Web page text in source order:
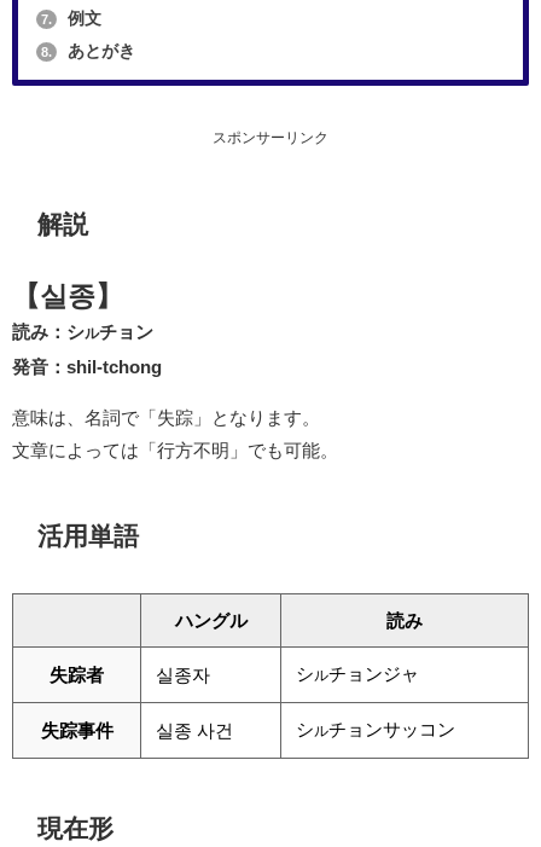
7. 例文
8. あとがき
スポンサーリンク
解説
【실종】
読み：シルチョン
発音：shil-tchong
意味は、名詞で「失踪」となります。
文章によっては「行方不明」でも可能。
活用単語
ハングル 読み
失踪者 실종자 シ ルチョンジャ
失踪事件 실종 사건 シ ルチョンサッコン
現在形